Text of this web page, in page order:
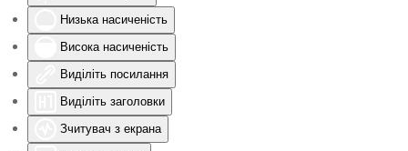
Низька насиченість
Висока насиченість
Виділіть посилання
Виділіть заголовки
Зчитувач з екрана